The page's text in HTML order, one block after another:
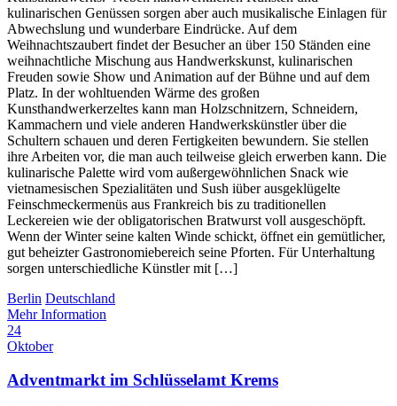
kulinarischen Genüssen sorgen aber auch musikalische Einlagen für
Abwechslung und wunderbare Eindrücke. Auf dem
Weihnachtszaubert findet der Besucher an über 150 Ständen eine
weihnachtliche Mischung aus Handwerkskunst, kulinarischen
Freuden sowie Show und Animation auf der Bühne und auf dem
Platz. In der wohltuenden Wärme des großen
Kunsthandwerkerzeltes kann man Holzschnitzern, Schneidern,
Kammachern und viele anderen Handwerkskünstler über die
Schultern schauen und deren Fertigkeiten bewundern. Sie stellen
ihre Arbeiten vor, die man auch teilweise gleich erwerben kann. Die
kulinarische Palette wird vom außergewöhnlichen Snack wie
vietnamesischen Spezialitäten und Sush iüber ausgeklügelte
Feinschmeckermenüs aus Frankreich bis zu traditionellen
Leckereien wie der obligatorischen Bratwurst voll ausgeschöpft.
Wenn der Winter seine kalten Winde schickt, öffnet ein gemütlicher,
gut beheizter Gastronomiebereich seine Pforten. Für Unterhaltung
sorgen unterschiedliche Künstler mit […]
Berlin Deutschland
Mehr Information
24
Oktober
Adventmarkt im Schlüsselamt Krems